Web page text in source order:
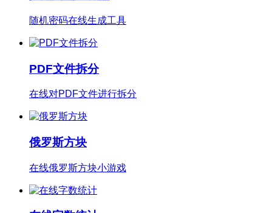
PDF文件拆分
在线对PDF文件进行拆分
俄罗斯方块
在线俄罗斯方块小游戏
在线字数统计